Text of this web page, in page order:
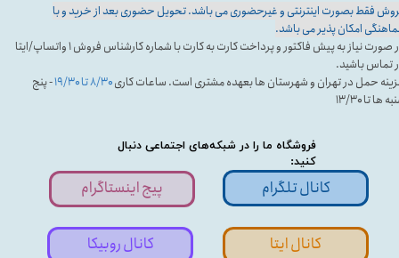
فروشگاه ما را در شبکه‌های اجتماعی دنبال
کنید:
فقط بصورت اینترنتی و غیرحضوری می باشد. تحویل حضوری بعد از خرید و با
امکان پذیر می باشد.
در صورت نیاز به پیش فاکتور و پرداخت کارت به کارت با شماره کارشناس فروش ۱ واتساپ/ایتا
تماس باشید.
حمل در تهران و شهرستان ها بعهده مشتری است. ساعات کاری۸/۳۰ تا ۱۹/۳۰
- پنج
ها تا ۱۳/۳۰
پیج اینستاگرام کانال تلگرام
کانال ایتا کانال روبیکا